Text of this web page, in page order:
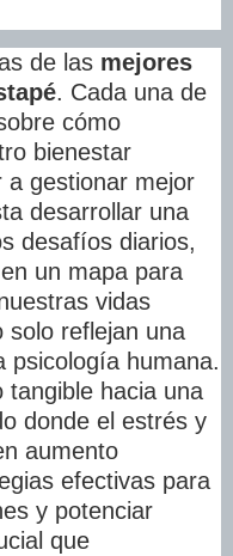
de las mejores
. Cada una de
cómo
bienestar
a gestionar mejor
desarrollar una
desafíos diarios,
un mapa para
vidas
solo reflejan una
psicología humana.
tangible hacia una
donde el estrés y
aumento
efectivas para
y potenciar
que